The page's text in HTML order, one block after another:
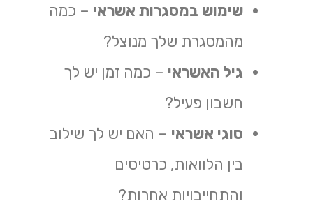
שימוש במסגרות אשראי – כמה
מהמסגרת שלך מנוצל?
גיל האשראי – כמה זמן יש לך
חשבון פעיל?
סוגי אשראי – האם יש לך שילוב
בין הלוואות, כרטיסים
והתחייבויות אחרות?